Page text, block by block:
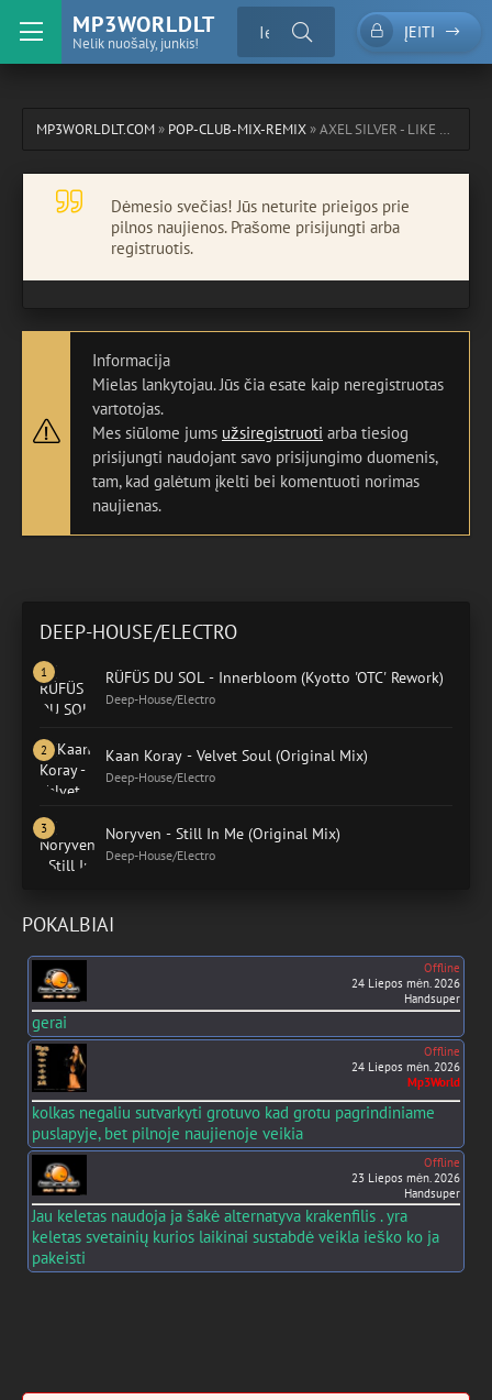
MP3WORLDLT
Nelik nuošaly, junkis!
ĮEITI
MP3WORLDLT.COM» POP-CLUB-MIX-REMIX» AXEL SILVER - LIKE A VIRGIN (ORIGINAL MIX)
Dėmesio svečias! Jūs neturite prieigos prie
pilnos naujienos. Prašome prisijungti arba
registruotis.
Informacija
Mielas lankytojau. Jūs čia esate kaip neregistruotas
vartotojas.
Mes siūlome jums užsiregistruoti arba tiesiog
prisijungti naudojant savo prisijungimo duomenis,
tam, kad galėtum įkelti bei komentuoti norimas
naujienas.
DEEP-HOUSE/ELECTRO
RÜFÜS DU SOL - Innerbloom (Kyotto 'OTC' Rework)
Deep-House/Electro
Kaan Koray - Velvet Soul (Original Mix)
Deep-House/Electro
Noryven - Still In Me (Original Mix)
Deep-House/Electro
POKALBIAI
Offline
24 Liepos mėn. 2026
Handsuper
gerai
Offline
24 Liepos mėn. 2026
Mp3World
kolkas negaliu sutvarkyti grotuvo kad grotu pagrindiniame
puslapyje, bet pilnoje naujienoje veikia
Offline
23 Liepos mėn. 2026
Handsuper
Jau keletas naudoja ja šakė alternatyva krakenfilis . yra
keletas svetainių kurios laikinai sustabdė veikla ieško ko ja
pakeisti